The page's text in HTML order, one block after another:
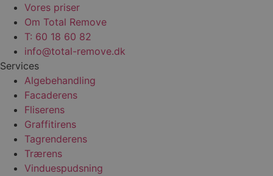
Vores priser
Om Total Remove
T: 60 18 60 82
info@total-remove.dk
Services
Algebehandling
Facaderens
Fliserens
Graffitirens
Tagrenderens
Trærens
Vinduespudsning